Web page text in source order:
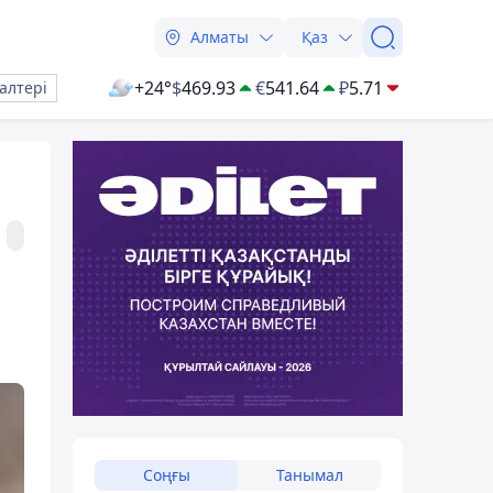
Алматы Қаз
+24°$469.93 €541.64 ₽5.71
Соңғы Танымал